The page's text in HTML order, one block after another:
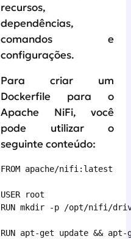
recursos,
dependências,
comandos e
configurações.
Para criar um
Dockerfile para o
Apache NiFi, você
pode utilizar o
seguinte conteúdo:
FROM apache/nifi:latest
USER root
RUN mkdir -p /opt/nifi/
RUN apt-get update &&